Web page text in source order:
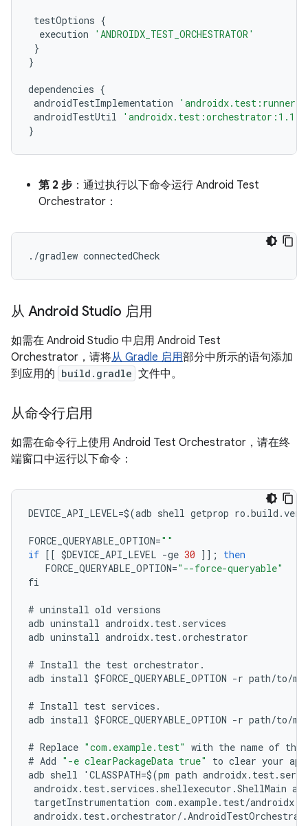
testOptions {
execution
'ANDROIDX_TEST_ORCHESTRATOR'
}
}
dependencies {
androidTestImplementation
androidTestUtil
}
第 2 步 ：通过执行以下命令运行 Android Test
Orchestrator：
./gradlew connectedCheck
从 Android Studio 启用
如需在 Android Studio 中启用 Android Test
Orchestrator，请将从 Gradle 启用部分中所示的语句添加
到应用的 build.gradle 文件中。
从命令行启用
如需在命令行上使用 Android Test Orchestrator，请在终
端窗口中运行以下命令：
DEVICE_API_LEVEL=$(adb shell getprop ro .build .
FORCE_QUERYABLE_OPTION=""
if [[ $DEVICE_API_LEVEL -ge 30 ]];
then
FORCE_QUERYABLE_OPTION="--force-queryable"
fi
# uninstall old versions
adb uninstall androidx. test. services
adb uninstall androidx. test.orchestrator
# Install the test orchestrator .
adb install $FORCE_QUERYABLE_OPTION -r path/to/
# Install test services .
adb install $FORCE_QUERYABLE_OPTION -r path/to/
# Replace "com.example.test" with the name of the
# Add "-e clearPackageData true" to clear your app
adb shell ' CLASSPATH=$(pm path androidx. test.
androidx. test. services . shellexecutor .ShellMain am
targetInstrumentation com . example. test/androidx
androidx. test.orchestrator/ .